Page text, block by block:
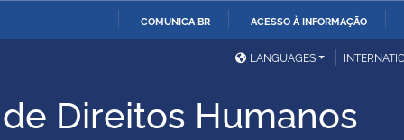
CONTEÚDO
COMUNICA BR ACESSO À INFORMAÇÃO
Ministério da Defesa
Ministério das Relações
Exteriores
Ministério da Cidadania Ministério da Saúde
LANGUAGES
Direitos Humanos